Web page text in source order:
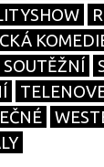
SOUTĚŽNÍ